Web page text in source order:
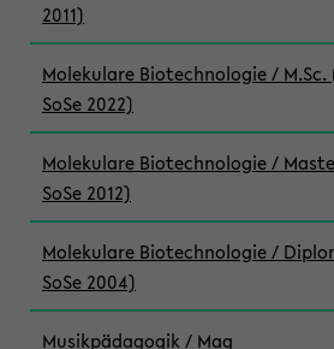
2011)
Molekulare Biotechnologie /
SoSe 2022)
Molekulare Biotechnologie /
SoSe 2012)
Molekulare Biotechnologie /
SoSe 2004)
Musikpädagogik / Mag